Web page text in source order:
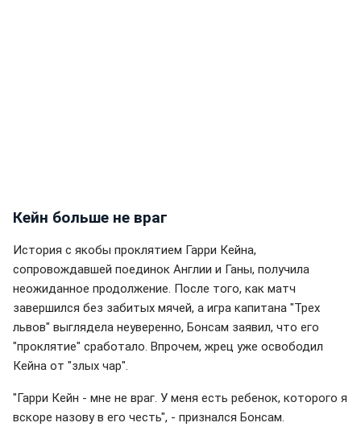
Кейн больше не враг
История с якобы проклятием Гарри Кейна,
сопровождавшей поединок Англии и Ганы, получила
неожиданное продолжение. После того, как матч
завершился без забитых мячей, а игра капитана "Трех
львов" выглядела неуверенно, Бонсам заявил, что его
"проклятие" сработало. Впрочем, жрец уже освободил
Кейна от "злых чар".
"Гарри Кейн - мне не враг. У меня есть ребенок, которого я
вскоре назову в его честь", - признался Бонсам.